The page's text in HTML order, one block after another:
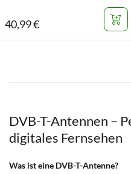
40,99€
DVB-T-Antennen –
digitales Fernsehen
Was ist eine DVB-T-Antenne?